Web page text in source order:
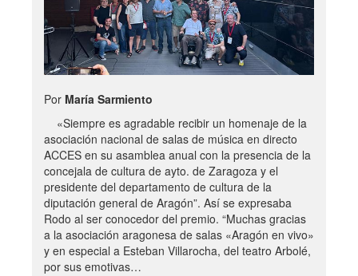
Por María Sarmiento
«Siempre es agradable recibir un homenaje de la
asociación nacional de salas de música en directo
ACCES en su asamblea anual con la presencia de la
concejala de cultura de ayto. de Zaragoza y el
presidente del departamento de cultura de la
diputación general de Aragón”. Así se expresaba
Rodo al ser conocedor del premio. “Muchas gracias
a la asociación aragonesa de salas «Aragón en vivo»
y en especial a Esteban Villarocha, del teatro Arbolé,
por sus emotivas…